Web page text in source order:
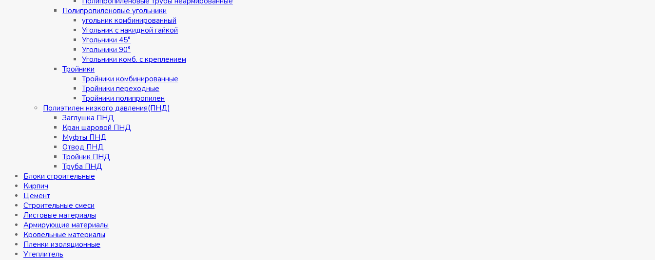
Полипропиленовые угольники
угольник комбинированный
Угольник с накидной гайкой
Угольники 45°
Угольники 90°
Угольники комб. с креплением
Тройники
Тройники комбинированные
Тройники переходные
Тройники полипропилен
Полиэтилен низкого давления(ПНД)
Заглушка ПНД
Кран шаровой ПНД
Муфты ПНД
Отвод ПНД
Тройник ПНД
Труба ПНД
Блоки строительные
Кирпич
Цемент
Строительные смеси
Листовые материалы
Армирующие материалы
Кровельные материалы
Пленки изоляционные
Утеплитель